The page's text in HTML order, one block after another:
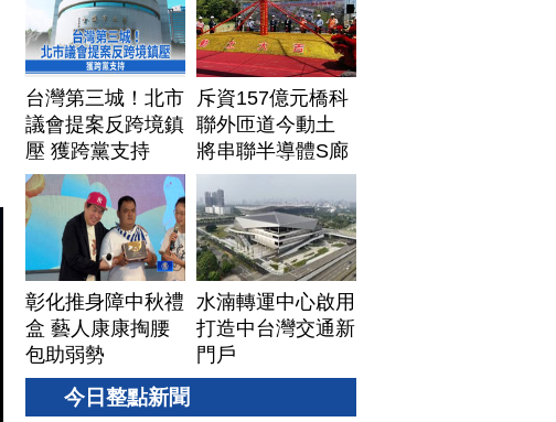
台灣第三城！北市
議會提案反跨境鎮
壓 獲跨黨支持
斥資157億元橋科
聯外匝道今動土
將串聯半導體S廊
帶
彰化推身障中秋禮
盒 藝人康康掏腰
包助弱勢
水湳轉運中心啟用
打造中台灣交通新
門戶
今日整點新聞